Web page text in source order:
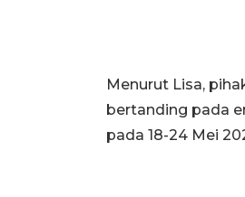
Menurut Lisa,
bertanding pada
pada 18-24 Mei